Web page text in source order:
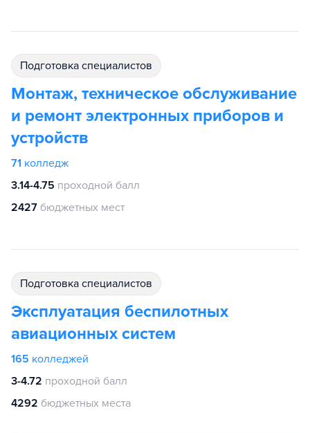
подготовка специалистов
Монтаж, техническое обслуживание
и ремонт электронных приборов и
устройств
71 колледж
3.14-4.75 проходной балл
2427 бюджетных мест
подготовка специалистов
Эксплуатация беспилотных
авиационных систем
165 колледжей
3-4.72 проходной балл
4292 бюджетных места